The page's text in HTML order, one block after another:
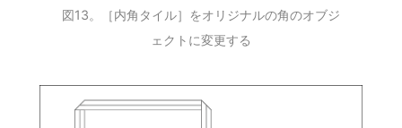
図13。［内角タイル］をオリジナルの角のオブジ
ェクトに変更する